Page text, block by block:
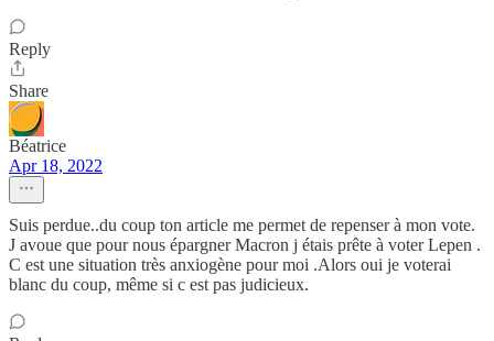
Reply
Share
Béatrice
Apr 18, 2022
Suis perdue..du coup ton article me permet de repenser à mon vote.
J avoue que pour nous épargner Macron j étais prête à voter Lepen .
C est une situation très anxiogène pour moi .Alors oui je voterai
blanc du coup, même si c est pas judicieux.